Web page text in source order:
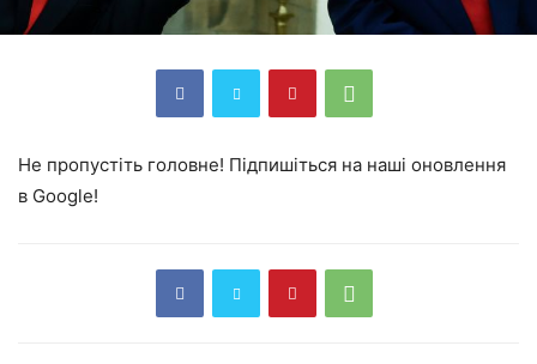
Не пропустіть головне! Підпишіться на наші оновлення
в Google!